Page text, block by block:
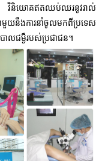
&ស៊ី វិនិយោគឥតឈប់ឈរនូវរាល់
មួយនឹងការនាំចូលមកពីប្រទេស
ាលជម្ងឺរបស់ប្រជាជន។